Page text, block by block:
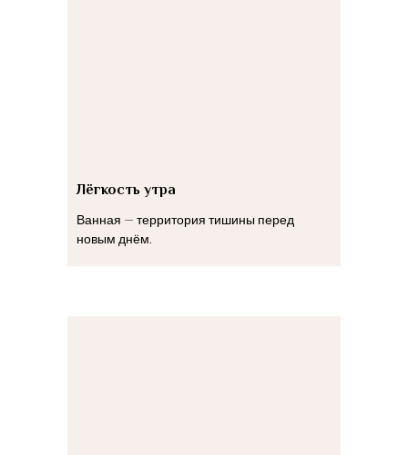
Лёгкость утра
Ванная — территория тишины перед
новым днём.